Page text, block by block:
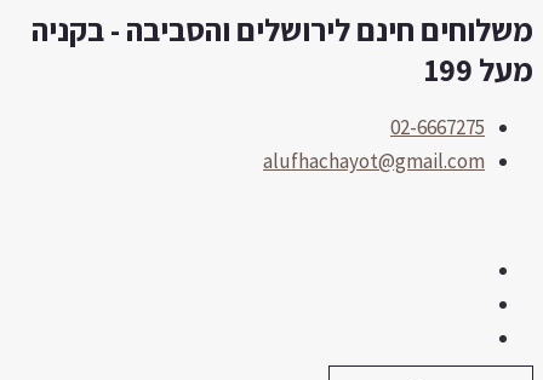
חינם לירושלים והסביבה - בקניה
199
02-6667275
alufhachayot@gmail.com